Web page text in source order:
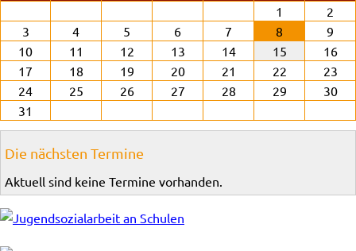
1
2
3
4 5 6 7 8
9
10
11 12 13 14 15
16
17
18 19 20 21 22
23
24
25 26 27 28 29
30
31
Die nächsten Termine
Aktuell sind keine Termine vorhanden.